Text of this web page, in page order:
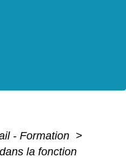
- Formation >
la fonction